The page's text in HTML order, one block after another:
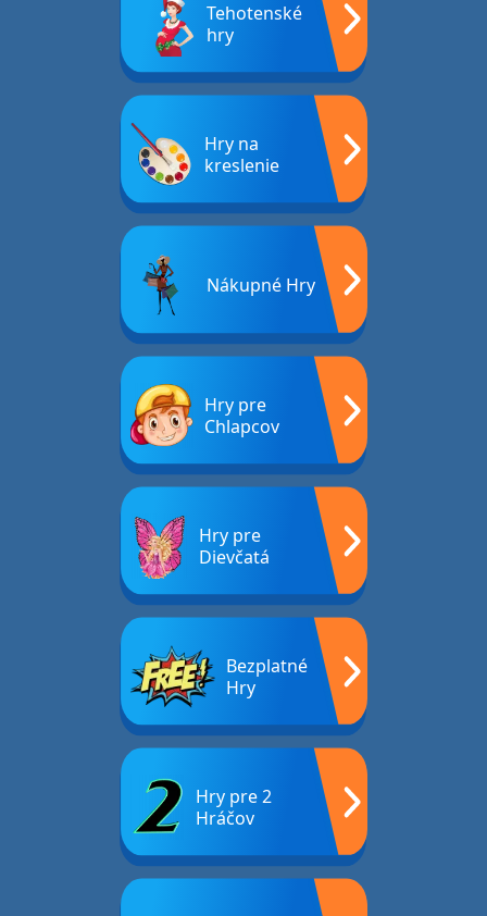
Tehotenské
hry
Hry na
kreslenie
Nákupné Hry
Hry pre
Chlapcov
Hry pre
Dievčatá
Bezplatné
Hry
Hry pre 2
Hráčov